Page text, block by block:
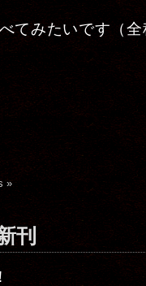
てみたいです（
»
刊